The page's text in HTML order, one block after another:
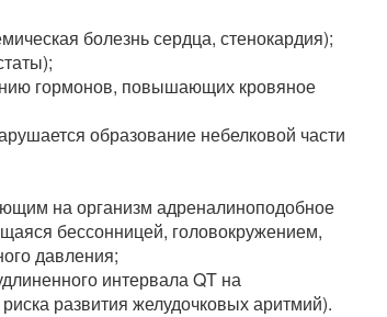
болезнь сердца, стенокардия);
гормонов, повышающих кровяное
образование небелковой части
на организм адреналиноподобное
бессонницей, головокружением,
давления;
интервала QT на
развития желудочковых аритмий).